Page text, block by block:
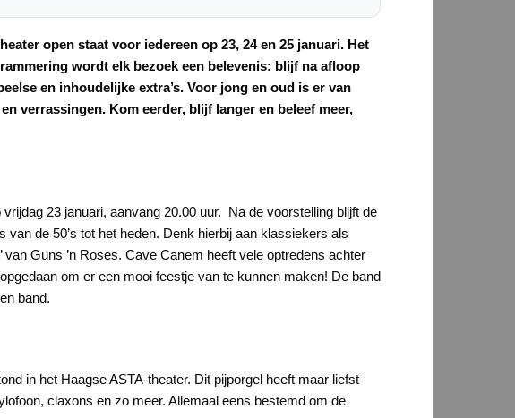
open staat voor iedereen op 23, 24 en 25 januari. Het
wordt elk bezoek een belevenis: blijf na afloop
en inhoudelijke extra’s. Voor jong en oud is er van
verrassingen. Kom eerder, blijf langer en beleef meer,
23 januari, aanvang 20.00 uur. Na de voorstelling blijft de
de 50’s tot het heden. Denk hierbij aan klassiekers als
van Guns ’n Roses. Cave Canem heeft vele optredens achter
om er een mooi feestje van te kunnen maken! De band
band.
in het Haagse ASTA-theater. Dit pijporgel heeft maar liefst
claxons en zo meer. Allemaal eens bestemd om de